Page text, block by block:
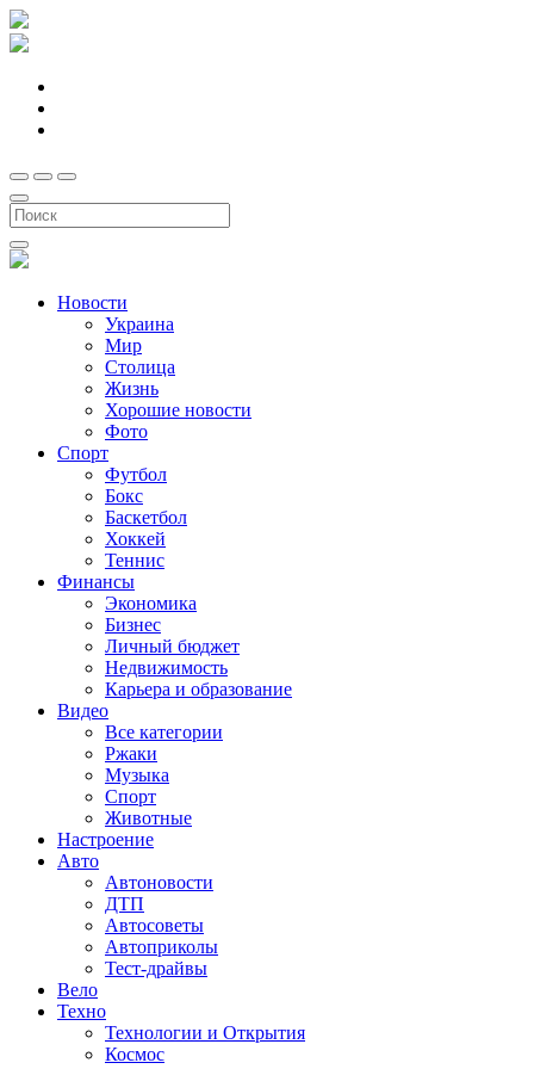
Новости
Украина
Мир
Столица
Жизнь
Хорошие новости
Фото
Спорт
Футбол
Бокс
Баскетбол
Хоккей
Теннис
Финансы
Экономика
Бизнес
Личный бюджет
Недвижимость
Карьера и образование
Видео
Все категории
Ржаки
Музыка
Спорт
Животные
Настроение
Авто
Автоновости
ДТП
Автосоветы
Автоприколы
Тест-драйвы
Вело
Техно
Технологии и Открытия
Космос